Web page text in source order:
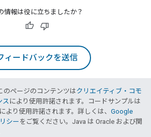
情報は役に立ちましたか？
ィードバックを送信
のページのコンテンツはクリエイティブ・コモ
ス により使用許諾されます。コードサンプルは
により使用許諾されます。詳しくは、 Google
シー をご覧ください。Java は Oracle および関